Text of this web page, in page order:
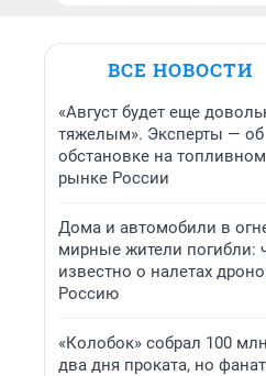
ВСЕ НОВОСТИ
«Август будет еще
тяжелым». Эксперты — об
обстановке на топливном
рынке России
Дома и автомобили в
мирные жители погибли:
известно о налетах
Россию
«Колобок» собрал 100
два дня проката, но